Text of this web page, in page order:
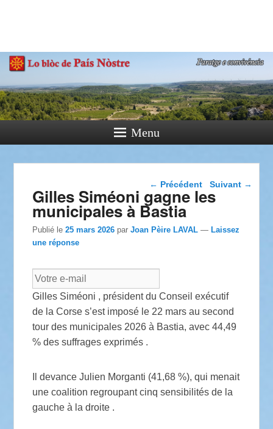
Paratge e Convivència
Menu
Navigation dans les
← Précédent Suivant →
Gilles Siméoni gagne les
municipales à Bastia
Publié le25 mars 2026 parJoan Pèire LAVAL —Laissez
une réponse
Gilles Siméoni , président du Conseil exécutif
de la Corse s’est imposé le 22 mars au second
tour des municipales 2026 à Bastia, avec 44,49
% des suffrages exprimés .
Il devance Julien Morganti (41,68 %), qui menait
une coalition regroupant cinq sensibilités de la
gauche à la droite .